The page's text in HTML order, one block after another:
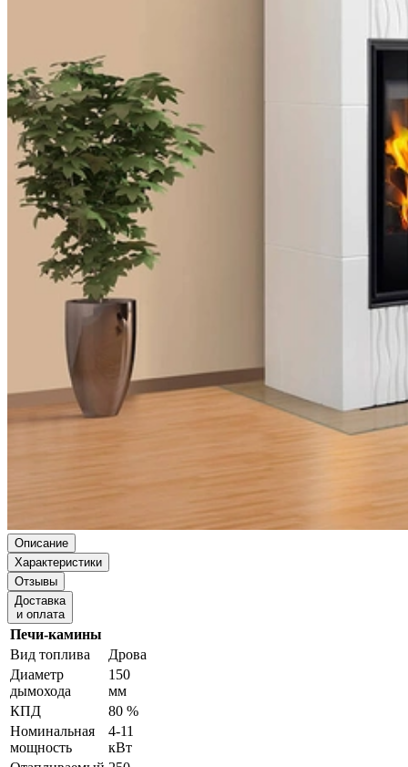
Описание
Характеристики
Отзывы
Доставка
и оплата
Печи-камины
Вид топлива
Дрова
Диаметр
дымохода
150
мм
КПД
80 %
Номинальная
мощность
4-11
кВт